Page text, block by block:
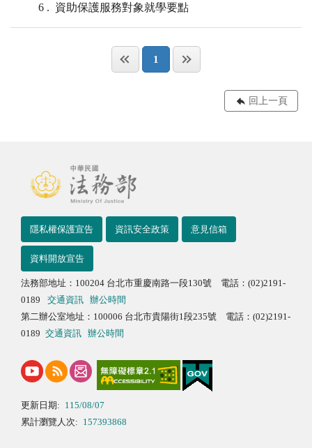
6 資助保護服務對象就學要點
1
回上一頁
隱私權保護宣告 資訊安全政策 意見信箱
資料開放宣告
法務部地址：100204 台北市重慶南路一段130號 電話：(02)2191-
0189
交通資訊
辦公時間
第二辦公室地址：100006 台北市貴陽街1段235號 電話：(02)2191-
0189 交通資訊 辦公時間
更新日期: 115/08/07
累計瀏覽人次: 157393868